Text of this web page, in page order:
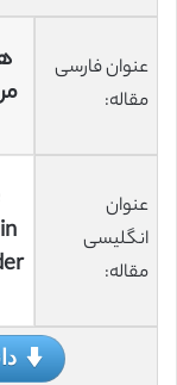
عنوان فارسی
مقاله:
عنوان
انگلیسی
مقاله: